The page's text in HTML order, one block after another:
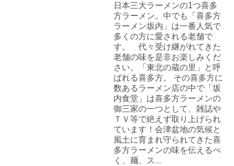
日本三大ラーメンの1つ喜多
方ラーメン。中でも「喜多方
ラーメン坂内」は一番人気で
多くの方に愛される老舗で
す。 代々受け継がれてきた
老舗の味を是非お楽しみくだ
さい。「東北の蔵の里」と呼
ばれる喜多方。 その喜多方に
数あるラーメン店の中で「坂
内食堂」は喜多方ラーメンの
御三家の一つとして、雑誌や
ＴＶ等で絶えず取り上げられ
ています！会津盆地の気候と
風土に育まれ守られてきた喜
多方ラーメンの味を伝えるべ
く、麺、ス...